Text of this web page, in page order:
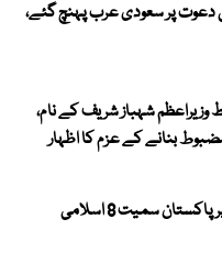
دعوت پر سعودی عرب پہنچ گئے،
شہباز شریف کے نام،
بنانے کے عزم کا اظہار
غزہ میں اسرائیلی کارروائیوں پر پاکستان سمیت 8 اسلامی